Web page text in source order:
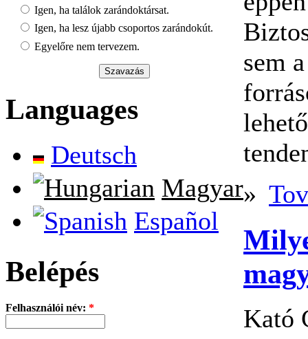
Igen, ha találok zarándoktársat.
Igen, ha lesz újabb csoportos zarándokút.
Egyelőre nem tervezem.
Languages
Deutsch
Magyar
Español
Belépés
Felhasználói név: *
sem
»
Kató